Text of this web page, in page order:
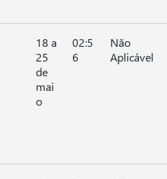
18 a
25
de
mai
o
02:5
6
Não
Aplicável